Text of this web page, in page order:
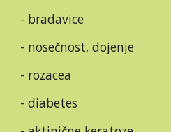
- bradavice
- nosečnost, dojenje
- rozacea
- diabetes